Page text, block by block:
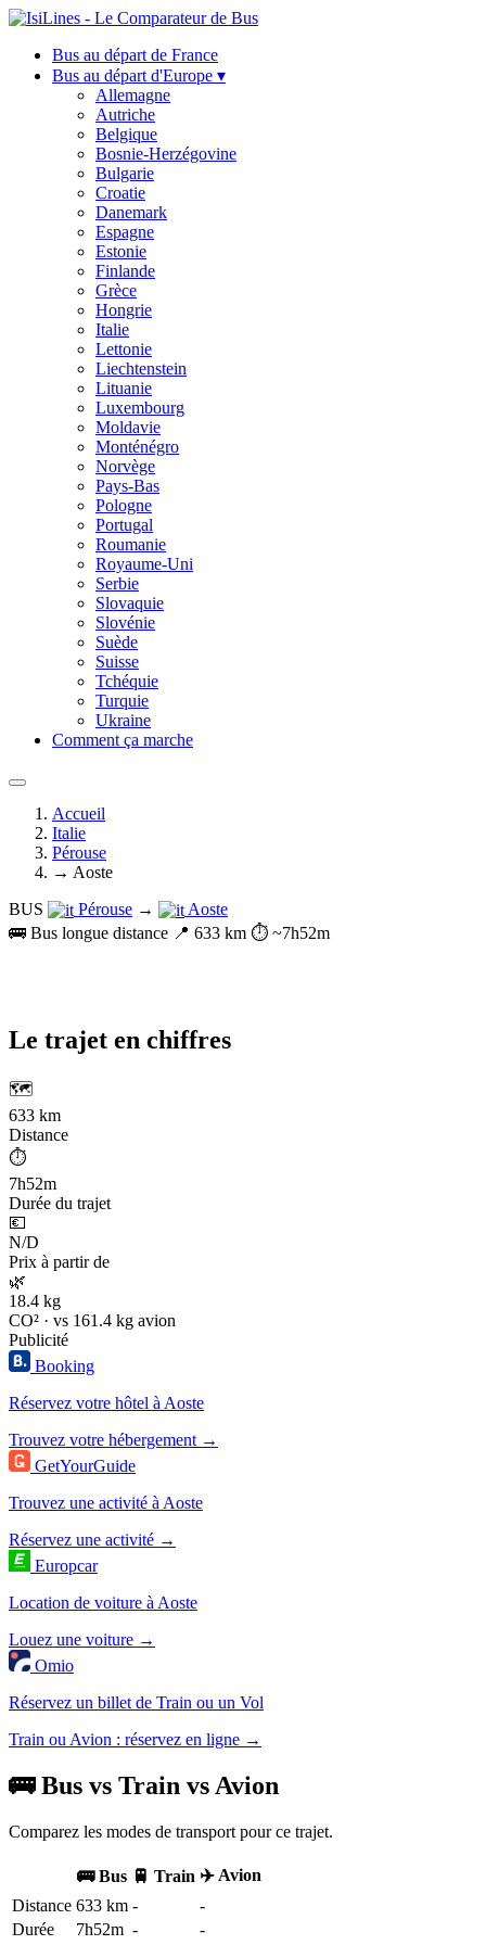
Bus au départ de France
Bus au départ d'Europe ▾
Allemagne
Autriche
Belgique
Bosnie-Herzégovine
Bulgarie
Croatie
Danemark
Espagne
Estonie
Finlande
Grèce
Hongrie
Italie
Lettonie
Liechtenstein
Lituanie
Luxembourg
Moldavie
Monténégro
Norvège
Pays-Bas
Pologne
Portugal
Roumanie
Royaume-Uni
Serbie
Slovaquie
Slovénie
Suède
Suisse
Tchéquie
Turquie
Ukraine
Comment ça marche
Accueil
Italie
Pérouse
→ Aoste
BUS
Pérouse →
Aoste
🚌 Bus longue distance 📍 633 km ⏱️ ~7h52m
Le trajet en chiffres
🗺️
633 km
Distance
⏱️
7h52m
Durée du trajet
💶
N/D
Prix à partir de
🌿
18.4 kg
CO² · vs 161.4 kg avion
Publicité
Booking
Réservez votre hôtel à Aoste
Trouvez votre hébergement →
GetYourGuide
Trouvez une activité à Aoste
Réservez une activité →
Europcar
Location de voiture à Aoste
Louez une voiture →
Omio
Réservez un billet de Train ou un Vol
Train ou Avion : réservez en ligne →
🚌 Bus vs Train vs Avion
Comparez les modes de transport pour ce trajet.
🚌 Bus 🚆 Train ✈️ Avion
Distance 633 km -
-
Durée
7h52m -
-